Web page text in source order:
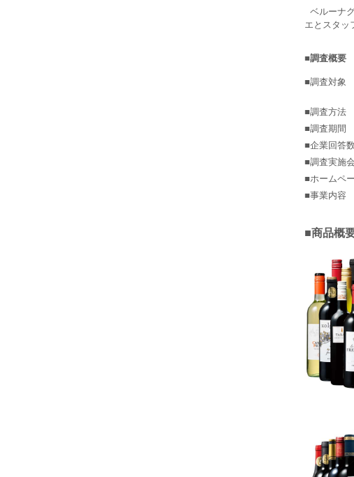
ベルーナ
エとスタッ
■調査概要
■調査対象
■調査方法
■調査期間
■企業回答数
■調査実施
■ホームペ
■事業内容
■商品概